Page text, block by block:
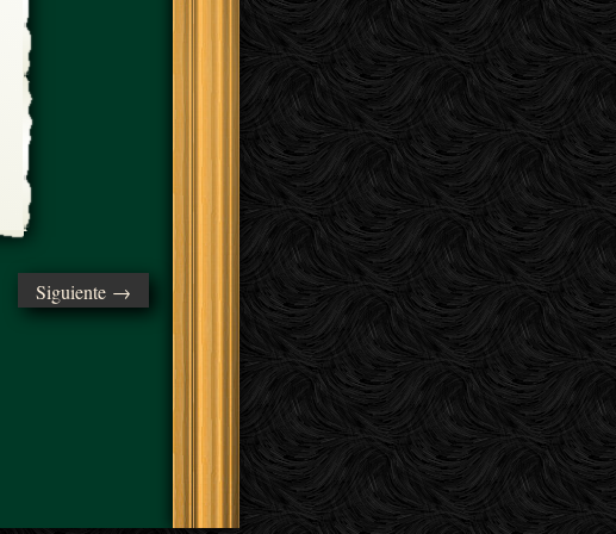
Siguiente →